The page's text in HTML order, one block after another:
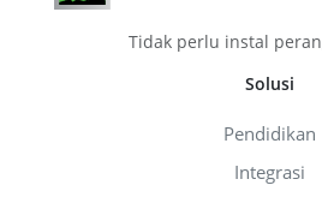
Tidak perlu instal
Solusi
Pendidikan
Integrasi